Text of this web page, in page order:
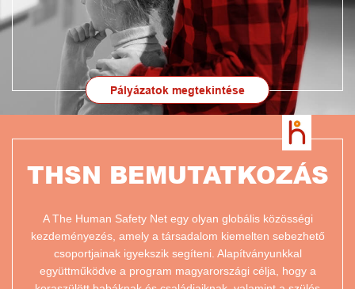
Pályázatok megtekintése
THSN BEMUTATKOZÁS
A The Human Safety Net egy olyan globális közösségi
kezdeményezés, amely a társadalom kiemelten sebezhető
csoportjainak igyekszik segíteni. Alapítványunkkal
együttműködve a program magyarországi célja, hogy a